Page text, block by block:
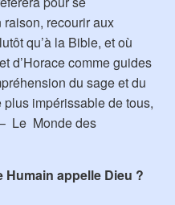
recourir aux
qu’à la Bible, et où
d’Horace comme guides
du sage et du
impérissable de tous,
Le Monde des
Humain appelle Dieu ?